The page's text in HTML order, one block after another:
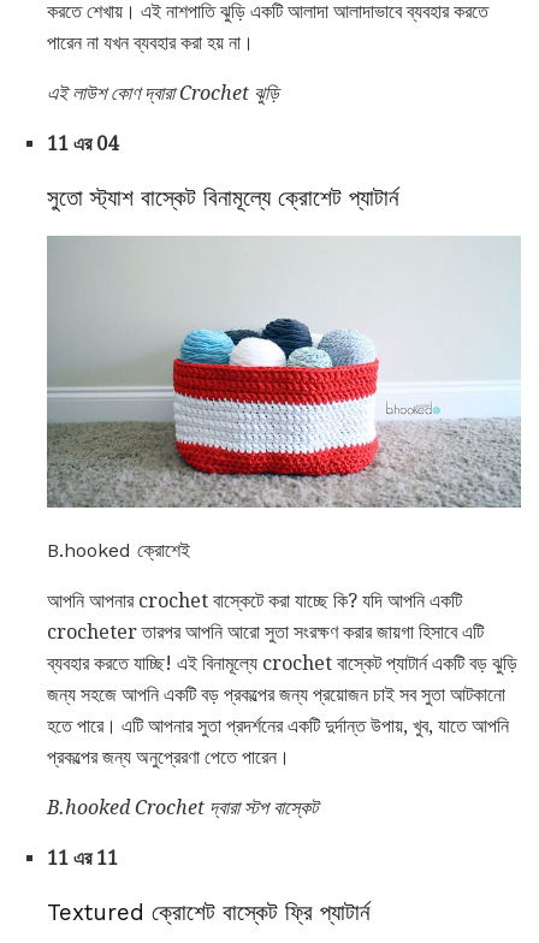
করতে শেখায়। এই নাশপাতি ঝুড়ি একটি আলাদা আলাদাভাবে ব্যবহার করতে
পারেন না যখন ব্যবহার করা হয় না।
এই লাউশ কোণ দ্বারা Crochet ঝুড়ি
11 এর 04
সুতো স্ট্যাশ বাস্কেট বিনামূল্যে ক্রোশেট প্যাটার্ন
B.hooked ক্রোশেই
আপনি আপনার crochet বাস্কেটে করা যাচ্ছে কি? যদি আপনি একটি
crocheter তারপর আপনি আরো সুতা সংরক্ষণ করার জায়গা হিসাবে এটি
ব্যবহার করতে যাচ্ছি! এই বিনামূল্যে crochet বাস্কেট প্যাটার্ন একটি বড় ঝুড়ি
জন্য সহজে আপনি একটি বড় প্রকল্পের জন্য প্রয়োজন চাই সব সুতা আটকানো
হতে পারে। এটি আপনার সুতা প্রদর্শনের একটি দুর্দান্ত উপায়, খুব, যাতে আপনি
প্রকল্পের জন্য অনুপ্রেরণা পেতে পারেন।
B.hooked Crochet দ্বারা স্টপ বাস্কেট
11 এর 11
Textured ক্রোশেট বাস্কেট ফ্রি প্যাটার্ন